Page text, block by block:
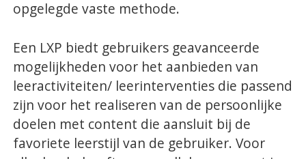
opgelegde vaste methode.
Een LXP biedt gebruikers geavanceerde
mogelijkheden voor het aanbieden van
leeractiviteiten/ leerinterventies die passend
zijn voor het realiseren van de persoonlijke
doelen met content die aansluit bij de
favoriete leerstijl van de gebruiker. Voor